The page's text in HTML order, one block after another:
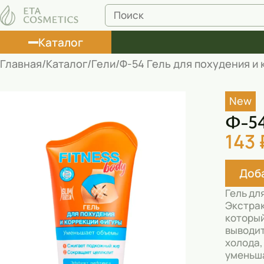
Каталог
Корректоры
Маски косметические
Муссы
Масла
Пена для ванны
Румяна
Главная Каталог Гели Ф-54 Гель для похудения и
New
Ф-
143
Гель